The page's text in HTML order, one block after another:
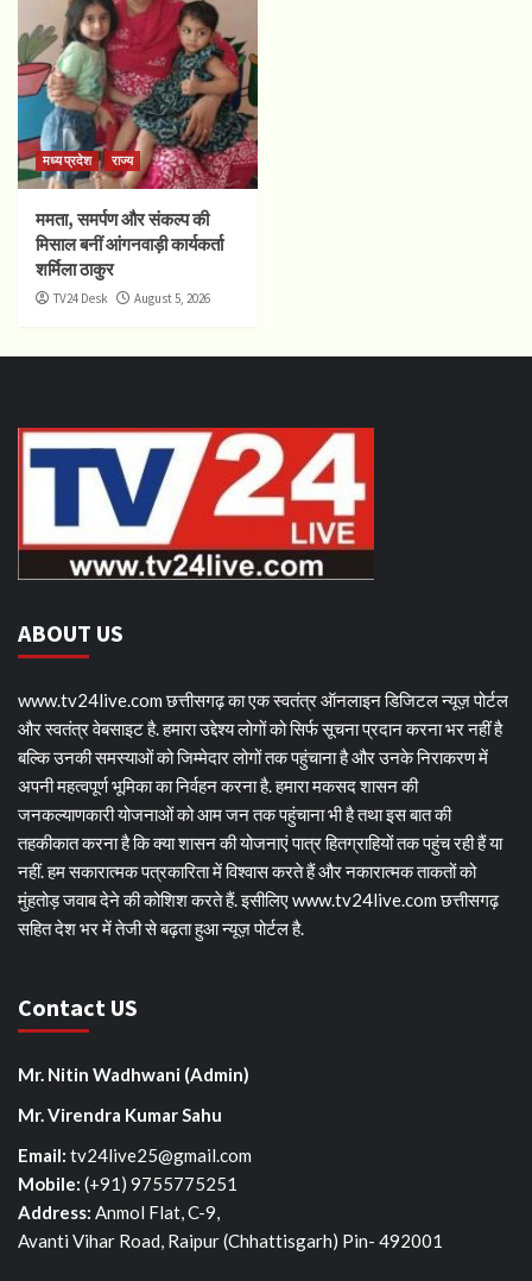
मध्य प्रदेश राज्य
ममता, समर्पण और संकल्प की
मिसाल बनीं आंगनवाड़ी कार्यकर्ता
शर्मिला ठाकुर
TV24 Desk August 5, 2026
ABOUT US
www.tv24live.com छत्तीसगढ़ का एक स्वतंत्र ऑनलाइन डिजिटल न्यूज़ पोर्टल
और स्वतंत्र वेबसाइट है. हमारा उद्देश्य लोगों को सिर्फ सूचना प्रदान करना भर नहीं है
बल्कि उनकी समस्याओं को जिम्मेदार लोगों तक पहुंचाना है और उनके निराकरण में
अपनी महत्वपूर्ण भूमिका का निर्वहन करना है. हमारा मकसद शासन की
जनकल्याणकारी योजनाओं को आम जन तक पहुंचाना भी है तथा इस बात की
तहकीकात करना है कि क्या शासन की योजनाएं पात्र हितग्राहियों तक पहुंच रही हैं या
नहीं. हम सकारात्मक पत्रकारिता में विश्वास करते हैं और नकारात्मक ताकतों को
मुंहतोड़ जवाब देने की कोशिश करते हैं. इसीलिए www.tv24live.com छत्तीसगढ़
सहित देश भर में तेजी से बढ़ता हुआ न्यूज़ पोर्टल है.
Contact US
Mr. Nitin Wadhwani (Admin)
Mr. Virendra Kumar Sahu
Email: tv24live25@gmail.com
Mobile: ‪ (+91) 9755775251‬
Address: Anmol Flat, C-9,
Avanti Vihar Road, Raipur (Chhattisgarh) Pin- 492001